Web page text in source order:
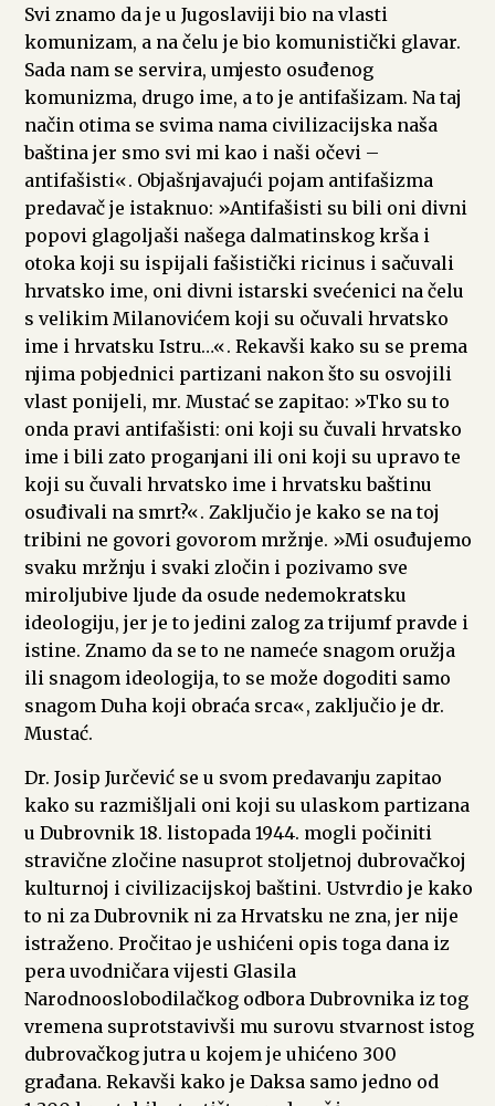
Svi znamo da je u Jugoslaviji bio na vlasti
komunizam, a na čelu je bio komunistički glavar.
Sada nam se servira, umjesto osuđenog
komunizma, drugo ime, a to je antifašizam. Na taj
način otima se svima nama civilizacijska naša
baština jer smo svi mi kao i naši očevi –
antifašisti«. Objašnjavajući pojam antifašizma
predavač je istaknuo: »Antifašisti su bili oni divni
popovi glagoljaši našega dalmatinskog krša i
otoka koji su ispijali fašistički ricinus i sačuvali
hrvatsko ime, oni divni istarski svećenici na čelu
s velikim Milanovićem koji su očuvali hrvatsko
ime i hrvatsku Istru…«. Rekavši kako su se prema
njima pobjednici partizani nakon što su osvojili
vlast ponijeli, mr. Mustać se zapitao: »Tko su to
onda pravi antifašisti: oni koji su čuvali hrvatsko
ime i bili zato proganjani ili oni koji su upravo te
koji su čuvali hrvatsko ime i hrvatsku baštinu
osuđivali na smrt?«. Zaključio je kako se na toj
tribini ne govori govorom mržnje. »Mi osuđujemo
svaku mržnju i svaki zločin i pozivamo sve
miroljubive ljude da osude nedemokratsku
ideologiju, jer je to jedini zalog za trijumf pravde i
istine. Znamo da se to ne nameće snagom oružja
ili snagom ideologija, to se može dogoditi samo
snagom Duha koji obraća srca«, zaključio je dr.
Mustać.
Dr. Josip Jurčević se u svom predavanju zapitao
kako su razmišljali oni koji su ulaskom partizana
u Dubrovnik 18. listopada 1944. mogli počiniti
stravične zločine nasuprot stoljetnoj dubrovačkoj
kulturnoj i civilizacijskoj baštini. Ustvrdio je kako
to ni za Dubrovnik ni za Hrvatsku ne zna, jer nije
istraženo. Pročitao je ushićeni opis toga dana iz
pera uvodničara vijesti Glasila
Narodnooslobodilačkog odbora Dubrovnika iz tog
vremena suprotstavivši mu surovu stvarnost istog
dubrovačkog jutra u kojem je uhićeno 300
građana. Rekavši kako je Daksa samo jedno od